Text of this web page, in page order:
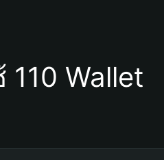
110 Wallet